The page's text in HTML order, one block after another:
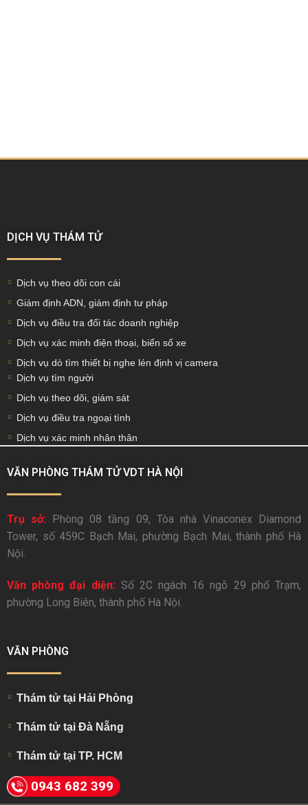
DỊCH VỤ THÁM TỬ
Dịch vụ theo dõi con cái
Giám định ADN, giám định tư pháp
Dịch vụ điều tra đối tác doanh nghiệp
Dịch vụ xác minh điện thoại, biển số xe
Dịch vụ dò tìm thiết bị nghe lén định vị camera
Dịch vụ tìm người
Dịch vụ theo dõi, giám sát
Dịch vụ điều tra ngoại tình
Dịch vụ xác minh nhân thân
VĂN PHÒNG THÁM TỬ VDT HÀ NỘI
Trụ sở: Phòng 08 tầng 09, Tòa nhà Vinaconex Diamond
Tower, số 459C Bạch Mai, phường Bạch Mai, thành phố Hà
Nội.
Văn phòng đại diện: Số 2C ngách 16 ngõ 29 phố Trạm,
phường Long Biên, thành phố Hà Nội.
VĂN PHÒNG
Thám tử tại Hải Phòng
Thám tử tại Đà Nẵng
Thám tử tại TP. HCM
THÔNG TIN LIÊN HỆ
0943 682 399